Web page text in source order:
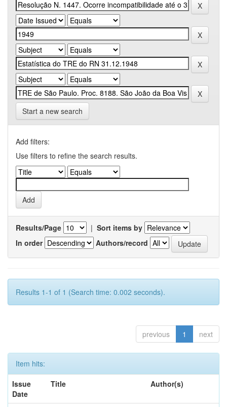
Start a new search
Add filters:
Use filters to refine the search results.
Results/Page | Sort items by
In order
Authors/record
Results 1-1 of 1 (Search time: 0.002 seconds).
previous 1 next
Item hits:
Issue
Date
Title Author(s)